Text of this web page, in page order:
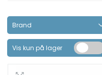
Vis kun på lager